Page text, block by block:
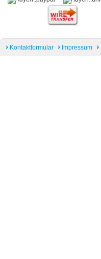
Kontaktformular Impressum